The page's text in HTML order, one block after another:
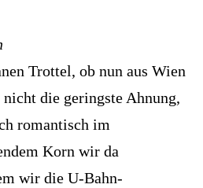
Trottel, ob nun aus Wien
die geringste Ahnung,
romantisch im
Korn wir da
wir die U-Bahn-